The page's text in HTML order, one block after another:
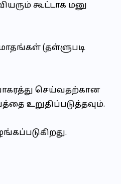
கூட்டாக மனு
(தள்ளுபடி
செய்வதற்கான
உறுதிப்படுத்தவும்.